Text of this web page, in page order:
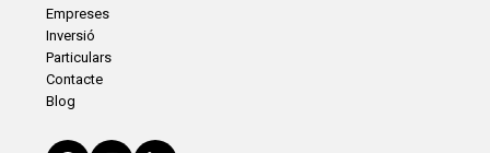
Empreses
Inversió
Particulars
Contacte
Blog